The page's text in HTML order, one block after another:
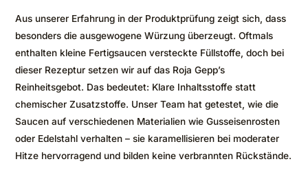
Aus unserer Erfahrung in der Produktprüfung zeigt sich, dass
besonders die ausgewogene Würzung überzeugt. Oftmals
enthalten kleine Fertigsaucen versteckte Füllstoffe, doch bei
dieser Rezeptur setzen wir auf das Roja Gepp’s
Reinheitsgebot. Das bedeutet: Klare Inhaltsstoffe statt
chemischer Zusatzstoffe. Unser Team hat getestet, wie die
Saucen auf verschiedenen Materialien wie Gusseisenrosten
oder Edelstahl verhalten – sie karamellisieren bei moderater
Hitze hervorragend und bilden keine verbrannten Rückstände.